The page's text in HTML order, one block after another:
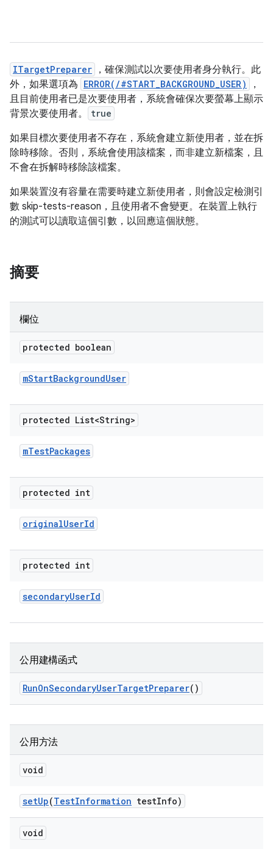
ITargetPreparer
，確保測試以次要使用者身分執行。此
外，如果選項為 ERROR(/#START_BACKGROUND_USER)
，
且目前使用者已是次要使用者，系統會確保次要螢幕上顯示
背景次要使用者。
true
如果目標次要使用者不存在，系統會建立新使用者，並在拆
除時移除。否則，系統會使用該檔案，而非建立新檔案，且
不會在拆解時移除該檔案。
如果裝置沒有容量在需要時建立新使用者，則會設定檢測引
數 skip-tests-reason，且使用者不會變更。在裝置上執行
的測試可以讀取這個引數，以回應這個狀態。
摘要
欄位
protected boolean
mStartBackgroundUser
protected List<String>
mTestPackages
protected int
originalUserId
protected int
secondaryUserId
公用建構函式
RunOnSecondaryUserTargetPreparer()
公用方法
void
setUp(TestInformation testInfo)
void